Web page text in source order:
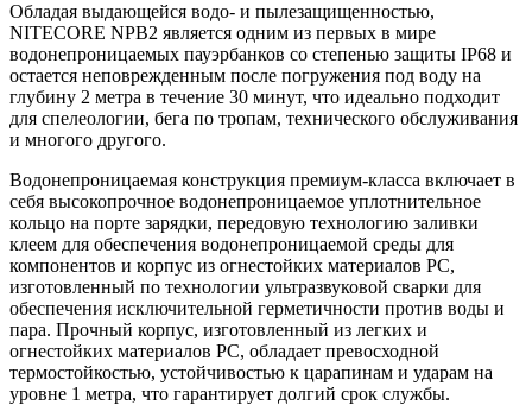
Обладая выдающейся водо- и пылезащищенностью,
NITECORE NPB2 является одним из первых в мире
водонепроницаемых пауэрбанков со степенью защиты IP68 и
остается неповрежденным после погружения под воду на
глубину 2 метра в течение 30 минут, что идеально подходит
для спелеологии, бега по тропам, технического обслуживания
и многого другого.
Водонепроницаемая конструкция премиум-класса включает в
себя высокопрочное водонепроницаемое уплотнительное
кольцо на порте зарядки, передовую технологию заливки
клеем для обеспечения водонепроницаемой среды для
компонентов и корпус из огнестойких материалов PC,
изготовленный по технологии ультразвуковой сварки для
обеспечения исключительной герметичности против воды и
пара. Прочный корпус, изготовленный из легких и
огнестойких материалов PC, обладает превосходной
термостойкостью, устойчивостью к царапинам и ударам на
уровне 1 метра, что гарантирует долгий срок службы.